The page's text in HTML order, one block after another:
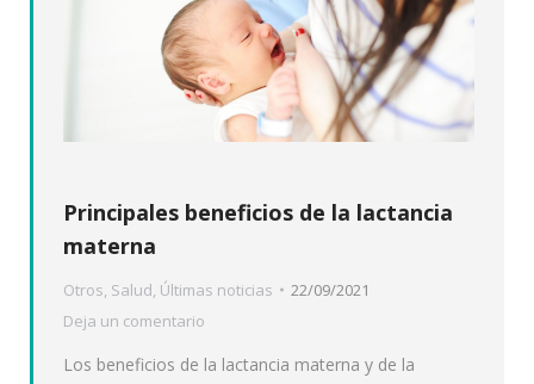
Principales beneficios de la lactancia
materna
Otros, Salud, Últimas noticias
22/09/2021
Deja un comentario
Los beneficios de la lactancia materna y de la